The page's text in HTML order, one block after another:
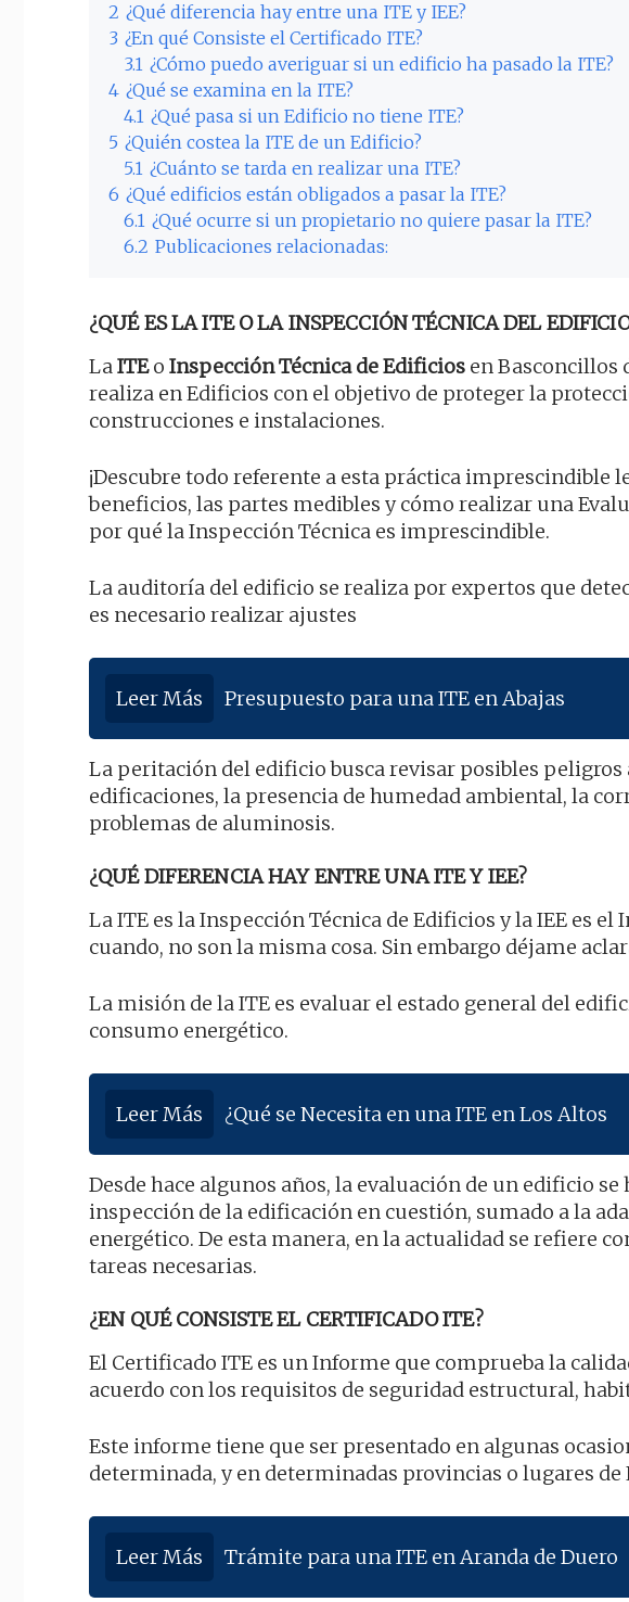
2 ¿Qué diferencia hay entre una ITE y IEE?
3 ¿En qué Consiste el Certificado ITE?
3.1 ¿Cómo puedo averiguar si un edificio ha pasado la ITE?
4 ¿Qué se examina en la ITE?
4.1 ¿Qué pasa si un Edificio no tiene ITE?
5 ¿Quién costea la ITE de un Edificio?
5.1 ¿Cuánto se tarda en realizar una ITE?
6 ¿Qué edificios están obligados a pasar la ITE?
6.1 ¿Qué ocurre si un propietario no quiere pasar la ITE?
6.2 Publicaciones relacionadas:
¿QUÉ ES LA ITE O LA INSPECCIÓN TÉCNICA DEL
LaITEo Inspección Técnica de Edificios en Basconcillos
realiza en Edificios con el objetivo de proteger la
construcciones e instalaciones.
¡Descubre todo referente a esta práctica imprescindible
beneficios, las partes medibles y cómo realizar una
por qué la Inspección Técnica es imprescindible.
La auditoría del edificio se realiza por expertos que
es necesario realizar ajustes
Leer Más Presupuesto para una ITE en Abajas
La peritación del edificio busca revisar posibles peligros
edificaciones, la presencia de humedad ambiental, la
problemas de aluminosis.
¿QUÉ DIFERENCIA HAY ENTRE UNA ITE Y IEE?
La ITE es la Inspección Técnica de Edificios y la IEE es
cuando, no son la misma cosa. Sin embargo déjame
La misión de la ITE es evaluar el estado general del
consumo energético.
Leer Más ¿Qué se Necesita en una ITE en Los Altos
Desde hace algunos años, la evaluación de un edificio
inspección de la edificación en cuestión, sumado a la
energético. De esta manera, en la actualidad se refiere
tareas necesarias.
¿EN QUÉ CONSISTE EL CERTIFICADO ITE?
El Certificado ITE es un Informe que comprueba la
acuerdo con los requisitos de seguridad estructural,
Este informe tiene que ser presentado en algunas
determinada, y en determinadas provincias o lugares
Leer Más Trámite para una ITE en Aranda de Duero